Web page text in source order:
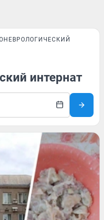
интернат